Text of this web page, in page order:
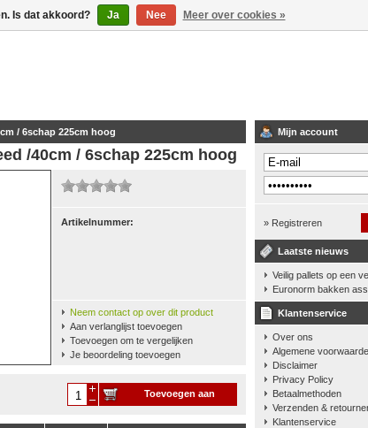
/ 6schap 225cm hoog
/40cm / 6schap 225cm hoog
Artikelnummer:
Neem contact op over dit product
Aan verlanglijst toevoegen
Toevoegen om te vergelijken
Je beoordeling toevoegen
Toevoegen aan
Mijn account
» Registreren
Laatste nieuws
Veilig pallets op een
Euronorm bakken
Klantenservice
Over ons
Algemene
Disclaimer
Privacy Policy
Betaalmethoden
Verzenden &
Klantenservice
Is dat akkoord? Ja Nee Meer over cookies »